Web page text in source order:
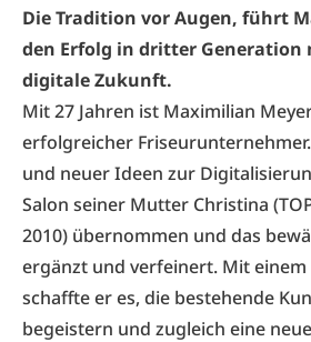
Die Tradition vor Augen, führt
den Erfolg in dritter Generation
digitale Zukunft.
Mit 27 Jahren ist Maximilian
erfolgreicher
und neuer Ideen zur
Salon seiner Mutter Christina
2010) übernommen und das
ergänzt und verfeinert. Mit einem
schaffte er es, die bestehende
begeistern und zugleich eine